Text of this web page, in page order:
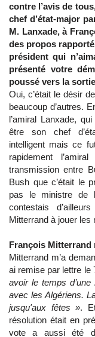
contre l’avis de
chef d’état-major
M. Lanxade, à
des propos
président qui
présenté votre
poussé vers la
Oui, c’était le désir
beaucoup d’autres.
l’amiral Lanxade,
être son chef
intelligent mais ce
rapidement
transmission entre
Bush que c’était le
pas le ministre de
contestais
Mitterrand à jouer les
François Mitterrand
Mitterrand m’a
ai remise par lettre le
avoir le temps
avec les Algériens.
jusqu'aux fêtes ».
résolution était en
vote a aussi été